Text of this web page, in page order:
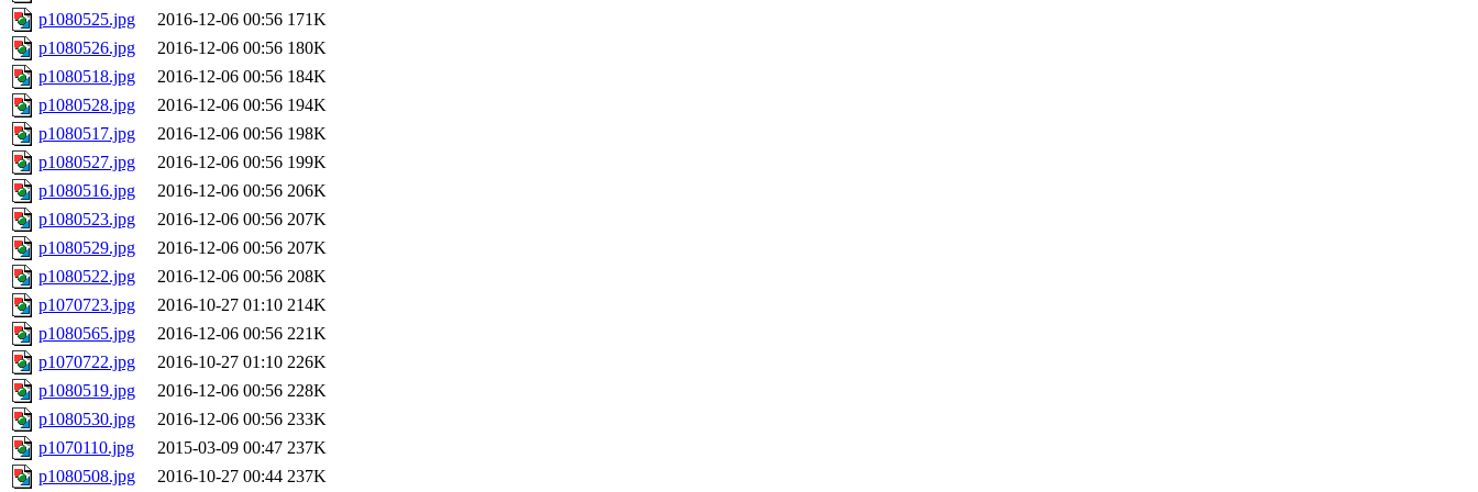
p1080525.jpg
2016-12-06 00:56 171K
p1080526.jpg
2016-12-06 00:56 180K
p1080518.jpg
2016-12-06 00:56 184K
p1080528.jpg
2016-12-06 00:56 194K
p1080517.jpg
2016-12-06 00:56 198K
p1080527.jpg
2016-12-06 00:56 199K
p1080516.jpg
2016-12-06 00:56 206K
p1080523.jpg
2016-12-06 00:56 207K
p1080529.jpg
2016-12-06 00:56 207K
p1080522.jpg
2016-12-06 00:56 208K
p1070723.jpg
2016-10-27 01:10 214K
p1080565.jpg
2016-12-06 00:56 221K
p1070722.jpg
2016-10-27 01:10 226K
p1080519.jpg
2016-12-06 00:56 228K
p1080530.jpg
2016-12-06 00:56 233K
p1070110.jpg
2015-03-09 00:47 237K
p1080508.jpg
2016-10-27 00:44 237K